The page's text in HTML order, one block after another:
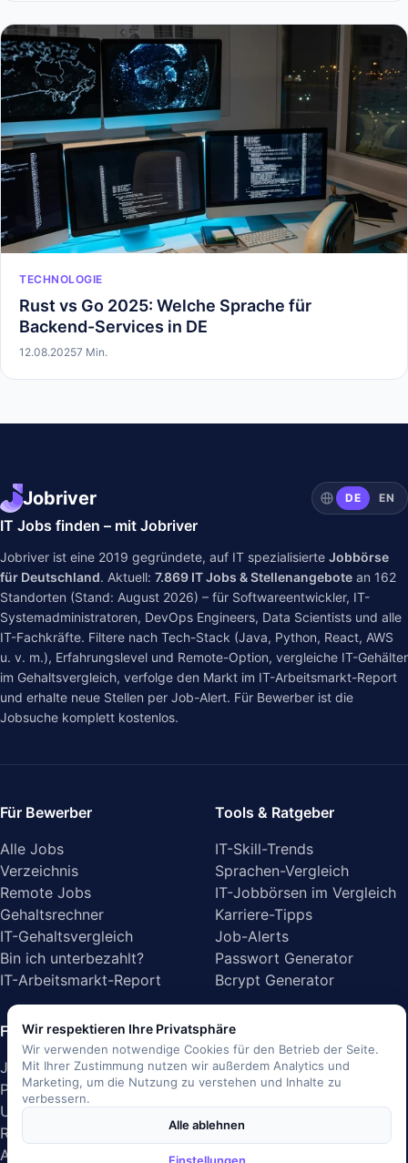
TECHNOLOGIE
Rust vs Go 2025: Welche Sprache für
Backend-Services in DE
12.08.20257 Min.
Jobriver DE EN
IT Jobs finden – mit Jobriver
Jobriver ist eine 2019 gegründete, auf IT spezialisierte Jobbörse
für Deutschland. Aktuell: 7.869 IT Jobs & Stellenangebote an 162
Standorten (Stand: August 2026) – für Softwareentwickler, IT-
Systemadministratoren, DevOps Engineers, Data Scientists und alle
IT-Fachkräfte. Filtere nach Tech-Stack (Java, Python, React, AWS
u. v. m.), Erfahrungslevel und Remote-Option, vergleiche IT-Gehälter
im Gehaltsvergleich, verfolge den Markt im IT-Arbeitsmarkt-Report
und erhalte neue Stellen per Job-Alert. Für Bewerber ist die
Jobsuche komplett kostenlos.
Für Bewerber
Alle Jobs
Verzeichnis
Remote Jobs
Gehaltsrechner
IT-Gehaltsvergleich
Bin ich unterbezahlt?
IT-Arbeitsmarkt-Report
Tools & Ratgeber
IT-Skill-Trends
Sprachen-Vergleich
IT-Jobbörsen im Vergleich
Karriere-Tipps
Job-Alerts
Passwort Generator
Bcrypt Generator
Für Arbeitgeber
Job inserieren
Preise
Unternehmensprofil
Recruiting-Lösungen
API-Dokumentation
Unternehmen
Über uns
Blog
Presse
Kontakt
Gleichberechtigung &
Wir respektieren Ihre Privatsphäre
Wir verwenden notwendige Cookies für den Betrieb der Seite.
Mit Ihrer Zustimmung nutzen wir außerdem Analytics und
Marketing, um die Nutzung zu verstehen und Inhalte zu
verbessern.
Alle ablehnen